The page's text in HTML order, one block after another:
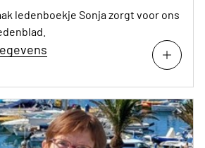
ledenboekje Sonja zorgt voor ons